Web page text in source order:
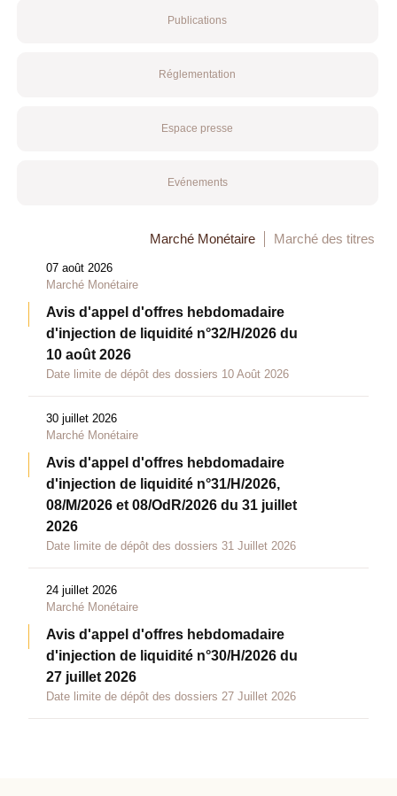
Publications
Réglementation
Espace presse
Evénements
Marché Monétaire Marché des titres
07 août 2026
Marché Monétaire
Avis d'appel d'offres hebdomadaire
d'injection de liquidité n°32/H/2026 du
10 août 2026
Date limite de dépôt des dossiers 10 Août 2026
30 juillet 2026
Marché Monétaire
Avis d'appel d'offres hebdomadaire
d'injection de liquidité n°31/H/2026,
08/M/2026 et 08/OdR/2026 du 31 juillet
2026
Date limite de dépôt des dossiers 31 Juillet 2026
24 juillet 2026
Marché Monétaire
Avis d'appel d'offres hebdomadaire
d'injection de liquidité n°30/H/2026 du
27 juillet 2026
Date limite de dépôt des dossiers 27 Juillet 2026